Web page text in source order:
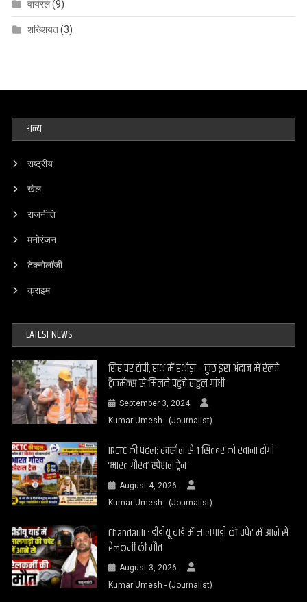
वायरल(9)
शख्शियत(3)
अन्य
राष्ट्रीय
खेल
राजनीति
मनोरंजन
टेक्नोलॉजी
क्राइम
LATEST NEWS
सिर पर टोपी, हाथ में हथौड़ा… कुछ इस अंदाज में रेलवे
ट्रैकमैन्स से मिलने पहुंचे राहुल गांधी
September 3, 2024
Kumar Umesh - (Journalist)
IRCTC की पहल: रक्सौल से 1 सितंबर को रवाना होगी
‘भारत गौरव’ स्पेशल ट्रेन
August 4, 2026
Kumar Umesh - (Journalist)
Chandauli : डीडीयू यार्ड में मालगाड़ी की चपेट में आने से
रेलकर्मी की मौत
August 3, 2026
Kumar Umesh - (Journalist)